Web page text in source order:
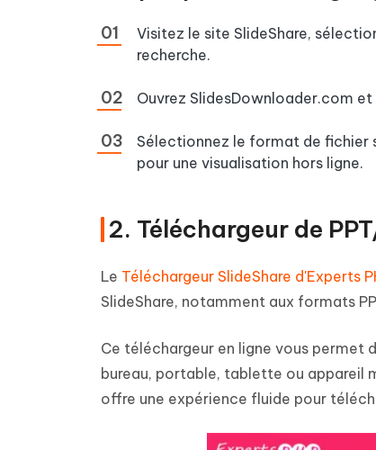
Visitez le site SlideShare,
recherche.
Ouvrez SlidesDownloader.com
Sélectionnez le format de fichier
pour une visualisation hors ligne.
2. Téléchargeur de
Le Téléchargeur SlideShare d'Experts
SlideShare, notamment aux formats
Ce téléchargeur en ligne vous permet
bureau, portable, tablette ou appareil
offre une expérience fluide pour